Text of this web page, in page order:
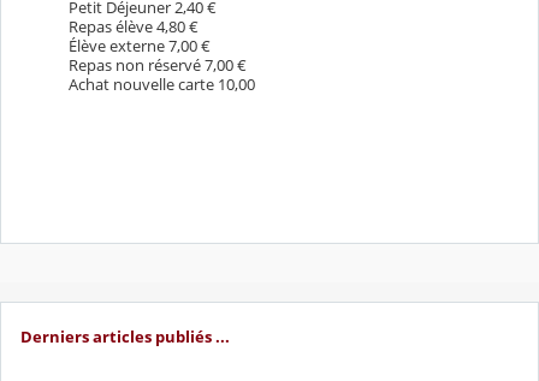
Petit Déjeuner 2,40 €
Repas élève 4,80 €
Élève externe 7,00 €
Repas non réservé 7,00 €
Achat nouvelle carte 10,00
Derniers articles publiés ...